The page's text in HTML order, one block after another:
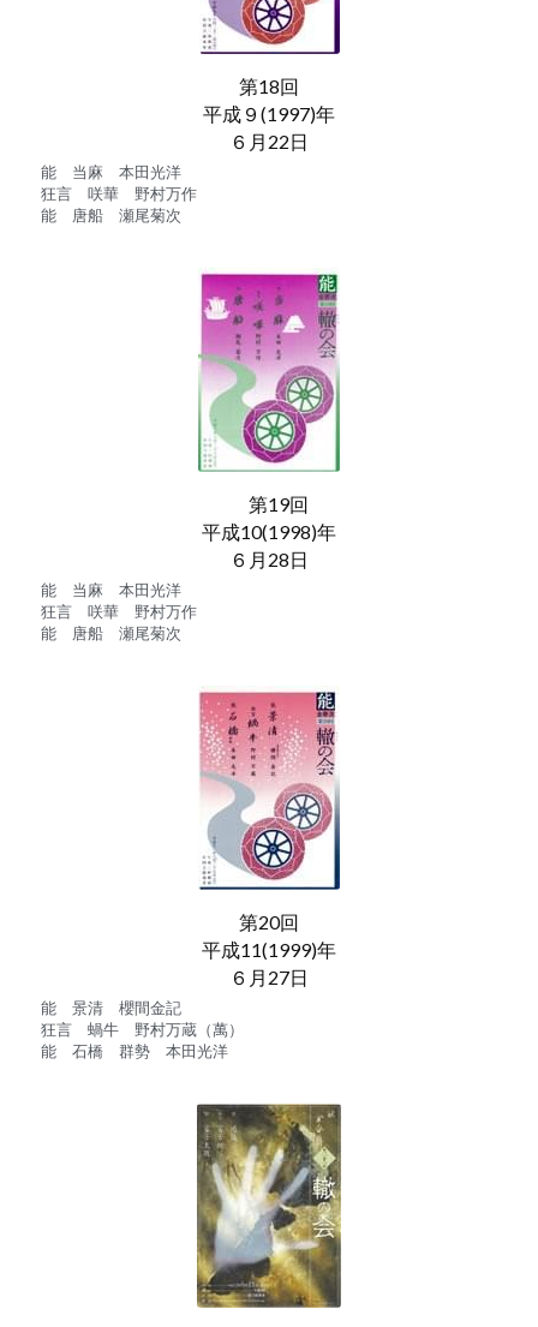
第18回
平成９(1997)年
６月22日
能　当麻　本田光洋
狂言　咲華　野村万作
能　唐船　瀬尾菊次
第19回
平成10(1998)年
６月28日
能　当麻　本田光洋
狂言　咲華　野村万作
能　唐船　瀬尾菊次
第20回
平成11(1999)年
６月27日
能　景清　櫻間金記
狂言　蝸牛　野村万蔵（萬）
能　石橋　群勢　本田光洋